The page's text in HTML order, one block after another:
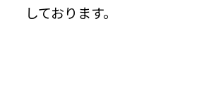
しております。